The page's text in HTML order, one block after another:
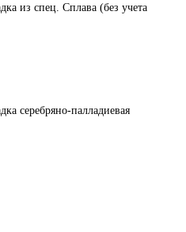
из спец. Сплава (без учета
серебряно-палладиевая